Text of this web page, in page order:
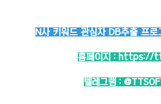
N사 키워드 관심자 DB추출 프
홈페이지 : https://
텔레그램 :